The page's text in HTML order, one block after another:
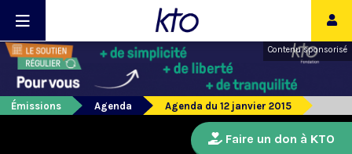
Contenu sponsorisé
Émissions Agenda Agenda du 12 janvier 2015
Faire un don à KTO